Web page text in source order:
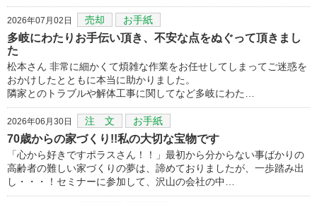
2026年07月02日 売却 お手紙
多岐にわたりお手伝い頂き、不安な点をぬぐって頂きまし
た
松本さん 非常に細かくて煩雑な作業をお任せしてしまってご迷惑を
おかけしたとともに本当に助かりました。
隣家とのトラブルや解体工事に関してなど多岐にわた…
2026年06月30日 注 文 お手紙
70歳からの家づくり!!私の大切な宝物です
「心から好きですポラスさん！！」最初から分からない事ばかりの
高齢者の難しい家づくりの夢は、諦めておりましたが、一歩踏み出
し・・・！セミナーに参加して、沢山の会社の中…